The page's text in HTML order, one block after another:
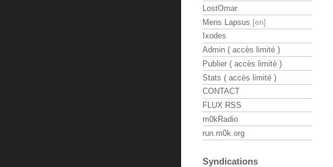
LostOmar
Mens Lapsus
Ixodes
Admin ( accès limité )
Publier ( accès limité )
Stats ( accès limité )
CONTACT
FLUX RSS
m0kRadio
run.m0k.org
Syndications